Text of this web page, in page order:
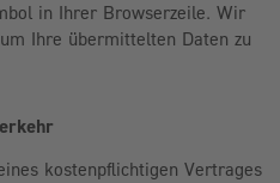
in Ihrer Browserzeile. Wir
Ihre übermittelten Daten zu
kostenpflichtigen Vertrages